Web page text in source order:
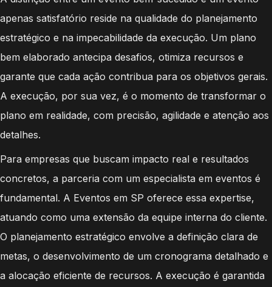
apenas satisfatório reside na qualidade do planejamento
estratégico e na impecabilidade da execução. Um plano
bem elaborado antecipa desafios, otimiza recursos e
garante que cada ação contribua para os objetivos gerais.
A execução, por sua vez, é o momento de transformar o
plano em realidade, com precisão, agilidade e atenção aos
detalhes.
Para empresas que buscam impacto real e resultados
concretos, a parceria com um especialista em eventos é
fundamental. A Eventos em SP oferece essa expertise,
atuando como uma extensão da equipe interna do cliente.
O planejamento estratégico envolve a definição clara de
metas, o desenvolvimento de um cronograma detalhado e
a alocação eficiente de recursos. A execução é garantida